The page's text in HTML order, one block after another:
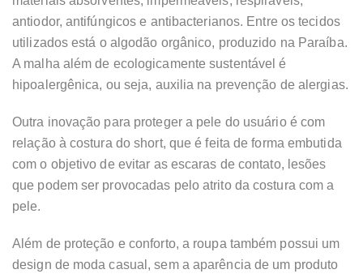
antiodor, antifúngicos e antibacterianos. Entre os tecidos
utilizados está o algodão orgânico, produzido na Paraíba.
A malha além de ecologicamente sustentável é
hipoalergênica, ou seja, auxilia na prevenção de alergias.
Outra inovação para proteger a pele do usuário é com
relação à costura do short, que é feita de forma embutida
com o objetivo de evitar as escaras de contato, lesões
que podem ser provocadas pelo atrito da costura com a
pele.
Além de proteção e conforto, a roupa também possui um
design de moda casual, sem a aparência de um produto